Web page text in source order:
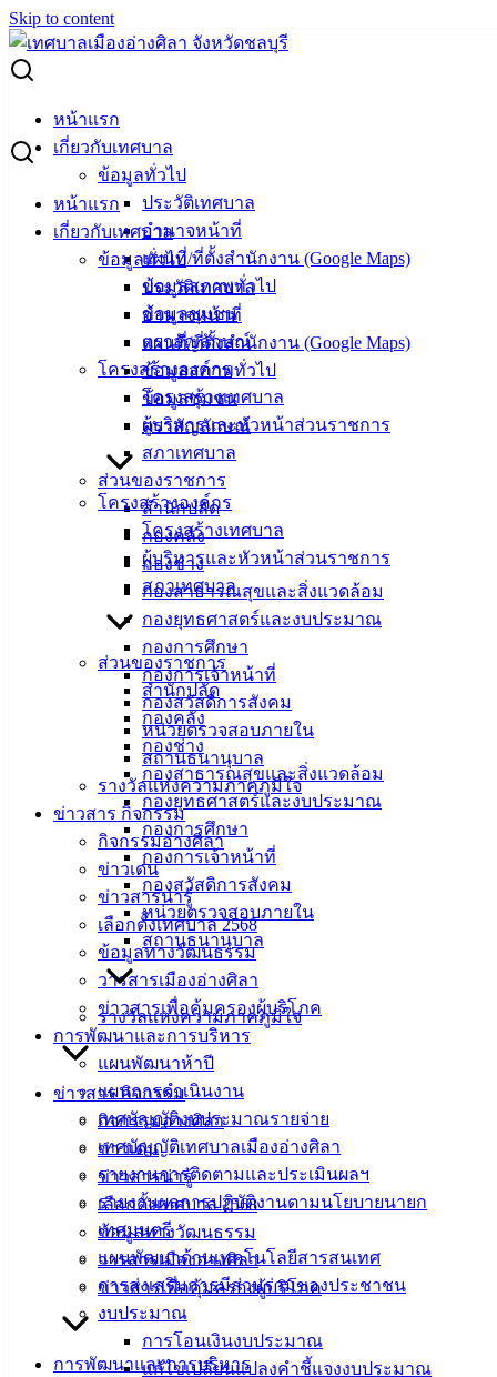
Skip to content
หน้าแรก
เกี่ยวกับเทศบาล
ข้อมูลทั่วไป
ประวัติเทศบาล
อำนาจหน้าที่
แผนที่/ที่ตั้งสำนักงาน (Google Maps)
ข้อมูลสภาพทั่วไป
ข้อมูลชุมชน
ตราสัญลักษณ์
โครงสร้างองค์กร
โครงสร้างเทศบาล
ผู้บริหารและหัวหน้าส่วนราชการ
สภาเทศบาล
ส่วนของราชการ
สำนักปลัด
กองคลัง
กองช่าง
กองสาธารณสุขและสิ่งแวดล้อม
กองยุทธศาสตร์และงบประมาณ
กองการศึกษา
กองการเจ้าหน้าที่
กองสวัสดิการสังคม
หน่วยตรวจสอบภายใน
สถานธนานุบาล
รางวัลแห่งความภาคภูมิใจ
ข่าวสาร กิจกรรม
กิจกรรมอ่างศิลา
ข่าวเด่น
ข่าวสารน่ารู้
เลือกตั้งเทศบาล 2568
ข้อมูลทางวัฒนธรรม
วารสารเมืองอ่างศิลา
ข่าวสารเพื่อคุ้มครองผู้บริโภค
การพัฒนาและการบริหาร
แผนพัฒนาห้าปี
แผนการดำเนินงาน
เทศบัญญัติงบประมาณรายจ่าย
เทศบัญญัติเทศบาลเมืองอ่างศิลา
รายงานการติดตามและประเมินผลฯ
รายงานผลการปฏิบัติงานตามนโยบายนายก
เทศมนตรี
แผนพัฒนาด้านเทคโนโลยีสารสนเทศ
การส่งเสริมการมีส่วนร่วมของประชาชน
งบประมาณ
การโอนเงินงบประมาณ
แก้ไขเปลี่ยนแปลงคำชี้แจงงบประมาณ
หน้าแรก
เกี่ยวกับเทศบาล
ข้อมูลทั่วไป
ประวัติเทศบาล
อำนาจหน้าที่
แผนที่/ที่ตั้งสำนักงาน (Google Maps)
ข้อมูลสภาพทั่วไป
ข้อมูลชุมชน
ตราสัญลักษณ์
โครงสร้างองค์กร
โครงสร้างเทศบาล
ผู้บริหารและหัวหน้าส่วนราชการ
สภาเทศบาล
ส่วนของราชการ
สำนักปลัด
กองคลัง
กองช่าง
กองสาธารณสุขและสิ่งแวดล้อม
กองยุทธศาสตร์และงบประมาณ
กองการศึกษา
กองการเจ้าหน้าที่
กองสวัสดิการสังคม
หน่วยตรวจสอบภายใน
สถานธนานุบาล
รางวัลแห่งความภาคภูมิใจ
ข่าวสาร กิจกรรม
กิจกรรมอ่างศิลา
ข่าวเด่น
ข่าวสารน่ารู้
เลือกตั้งเทศบาล 2568
ข้อมูลทางวัฒนธรรม
วารสารเมืองอ่างศิลา
ข่าวสารเพื่อคุ้มครองผู้บริโภค
การพัฒนาและการบริหาร
Search for:
นัดตรวจรับงานโครงการก่อสร้างถนนคอนกรีตฯ บริเวณแยก
ซอยห้วยกะปิ งวดที่ 1 (ครั้งที่ 2)
นัดตรวจรับงานโครงการก่อสร้างถนนคอ
นกรีตฯ บริเวณแยกซอยห้วยกะปิ งวดที่ 1
มกราคม 20, 2025มกราคม 21, 2025
vichakarn2#
ข่าวสารน่ารู้
ตรวจรับงานโครงการก่อสร้างถนนคอนกรีต
เมืองอ่าง
เทศบาลเมือง
อ.เมือง จ.ชลบุรี
ติดต่อ :038-
142-100-104
บริการ
ประชาชน
ดาวน์โหลด
แบบ
ฟอร์ม,
เอกสาร
คู่มือ
สำหรับ
ประชาชน/
คู่มือการ
ปฏิบัติ
งาน
ข่าวสาร
น่ารู้
ศุนย์